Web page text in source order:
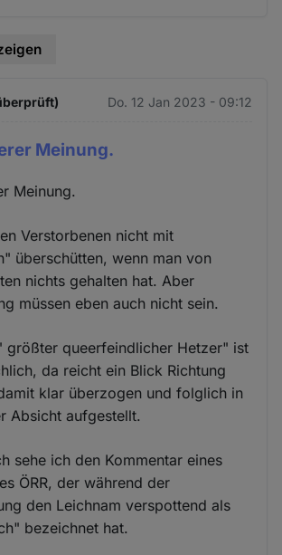
Do. 12 Jan 2023 - 09:12
Meinung.
Meinung.
Verstorbenen nicht mit
überschütten, wenn man von
nichts gehalten hat. Aber
müssen eben auch nicht sein.
größter queerfeindlicher Hetzer" ist
da reicht ein Blick Richtung
klar überzogen und folglich in
Absicht aufgestellt.
sehe ich den Kommentar eines
ÖRR, der während der
den Leichnam verspottend als
bezeichnet hat.